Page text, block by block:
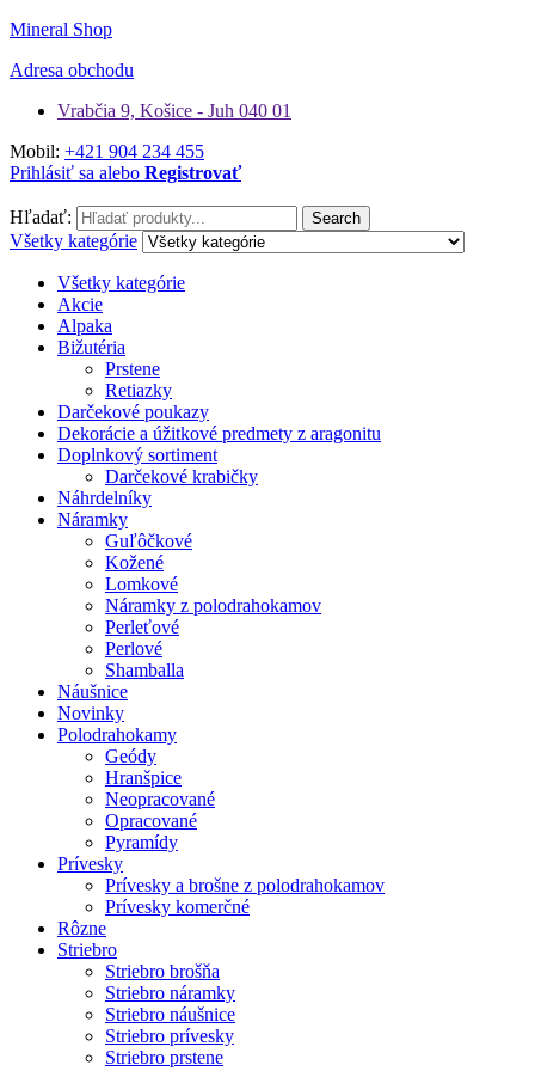
Mineral Shop
Adresa obchodu
Vrabčia 9, Košice - Juh 040 01
Mobil: +421 904 234 455
Prihlásiť sa alebo Registrovať
Hľadať: Search
Všetky kategórie
Všetky kategórie
Akcie
Alpaka
Bižutéria
Prstene
Retiazky
Darčekové poukazy
Dekorácie a úžitkové predmety z aragonitu
Doplnkový sortiment
Darčekové krabičky
Náhrdelníky
Náramky
Guľôčkové
Kožené
Lomkové
Náramky z polodrahokamov
Perleťové
Perlové
Shamballa
Náušnice
Novinky
Polodrahokamy
Geódy
Hranšpice
Neopracované
Opracované
Pyramídy
Prívesky
Prívesky a brošne z polodrahokamov
Prívesky komerčné
Rôzne
Striebro
Striebro brošňa
Striebro náramky
Striebro náušnice
Striebro prívesky
Striebro prstene